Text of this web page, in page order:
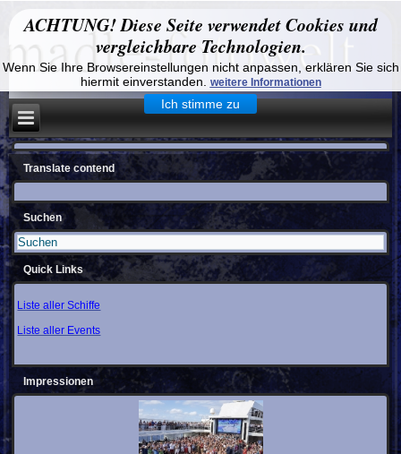
ACHTUNG! Diese Seite verwendet Cookies und
vergleichbare Technologien.
Wenn Sie Ihre Browsereinstellungen nicht anpassen, erklären Sie sich
hiermit einverstanden.
weitere Informationen
Ich stimme zu
Translate contend
Suchen
Quick Links
Liste aller Schiffe
Liste aller Events
Impressionen